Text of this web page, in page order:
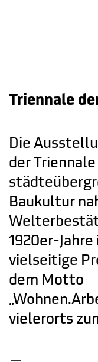
Triennale
Die
der
Baukultur
1920er-
vielseitige
dem Motto
vielerorts